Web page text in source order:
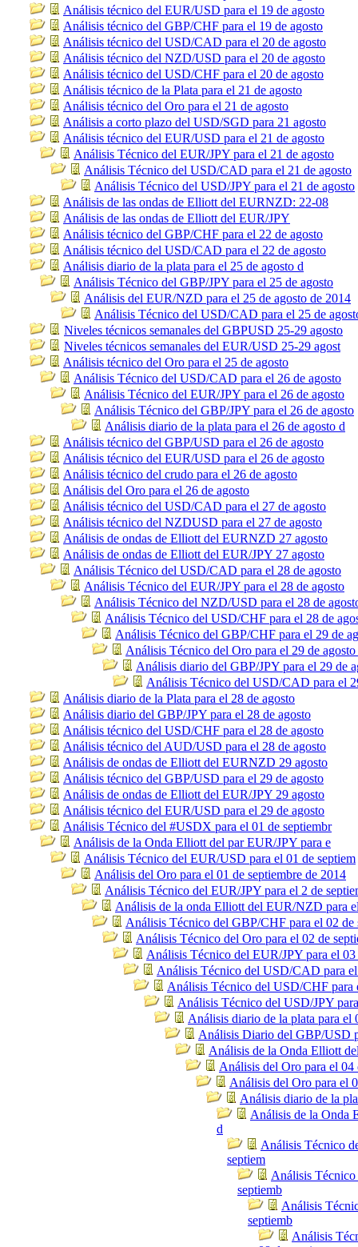
Análisis técnico del EUR/USD para el 19 de agosto
Análisis técnico del GBP/CHF para el 19 de agosto
Análisis técnico del USD/CAD para el 20 de agosto
Análisis técnico del NZD/USD para el 20 de agosto
Análisis técnico del USD/CHF para el 20 de agosto
Análisis técnico de la Plata para el 21 de agosto
Análisis técnico del Oro para el 21 de agosto
Análisis a corto plazo del USD/SGD para 21 agosto
Análisis técnico del EUR/USD para el 21 de agosto
Análisis Técnico del EUR/JPY para el 21 de agosto
Análisis Técnico del USD/CAD para el 21 de agosto
Análisis Técnico del USD/JPY para el 21 de agosto
Análisis de las ondas de Elliott del EURNZD: 22-08
Análisis de las ondas de Elliott del EUR/JPY
Análisis técnico del GBP/CHF para el 22 de agosto
Análisis técnico del USD/CAD para el 22 de agosto
Análisis diario de la plata para el 25 de agosto d
Análisis Técnico del GBP/JPY para el 25 de agosto
Análisis del EUR/NZD para el 25 de agosto de 2014
Análisis Técnico del USD/CAD para el 25 de
Niveles técnicos semanales del GBPUSD 25-29 agosto
Niveles técnicos semanales del EUR/USD 25-29 agost
Análisis técnico del Oro para el 25 de agosto
Análisis Técnico del USD/CAD para el 26 de agosto
Análisis Técnico del EUR/JPY para el 26 de agosto
Análisis Técnico del GBP/JPY para el 26 de agosto
Análisis diario de la plata para el 26 de agosto d
Análisis técnico del GBP/USD para el 26 de agosto
Análisis técnico del EUR/USD para el 26 de agosto
Análisis técnico del crudo para el 26 de agosto
Análisis del Oro para el 26 de agosto
Análisis técnico del USD/CAD para el 27 de agosto
Análisis técnico del NZDUSD para el 27 de agosto
Análisis de ondas de Elliott del EURNZD 27 agosto
Análisis de ondas de Elliott del EUR/JPY 27 agosto
Análisis Técnico del USD/CAD para el 28 de agosto
Análisis Técnico del EUR/JPY para el 28 de agosto
Análisis Técnico del NZD/USD para el 28 de
Análisis Técnico del USD/CHF para el 28 de
Análisis Técnico del GBP/CHF para el 29 de
Análisis Técnico del Oro para el 29 de agosto
Análisis diario del GBP/JPY para el 29 de
Análisis Técnico del USD/CAD para el
Análisis diario de la Plata para el 28 de agosto
Análisis diario del GBP/JPY para el 28 de agosto
Análisis técnico del USD/CHF para el 28 de agosto
Análisis técnico del AUD/USD para el 28 de agosto
Análisis de ondas de Elliott del EURNZD 29 agosto
Análisis técnico del GBP/USD para el 29 de agosto
Análisis de ondas de Elliott del EUR/JPY 29 agosto
Análisis técnico del EUR/USD para el 29 de agosto
Análisis Técnico del #USDX para el 01 de septiembr
Análisis de la Onda Elliott del par EUR/JPY para e
Análisis Técnico del EUR/USD para el 01 de septiem
Análisis del Oro para el 01 de septiembre de 2014
Análisis Técnico del EUR/JPY para el 2 de
Análisis de la onda Elliott del EUR/NZD para
Análisis Técnico del GBP/CHF para el 02 de
Análisis Técnico del Oro para el 02 de
Análisis Técnico del EUR/JPY para el 03
Análisis Técnico del USD/CAD para el
Análisis Técnico del USD/CHF para
Análisis Técnico del USD/JPY
Análisis diario de la plata para el
Análisis Diario del GBP/USD
Análisis de la Onda Elliott
Análisis del Oro para el 04
Análisis del Oro para el
Análisis diario de la
Análisis de la Onda
d
Análisis Técnico
septiem
Análisis
septiemb
Análisis
septiemb
Análisis